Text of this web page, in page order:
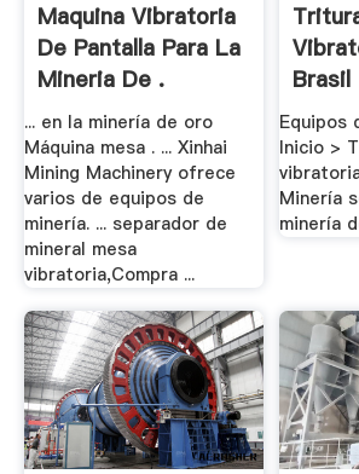
Maquina Vibratoria
De Pantalla Para La
Mineria De .
... en la minería de oro
Máquina mesa . ... Xinhai
Mining Machinery ofrece
varios de equipos de
minería. ... separador de
mineral mesa
vibratoria,Compra ...
Brasil
Equipos
Inicio >
Minería
minería